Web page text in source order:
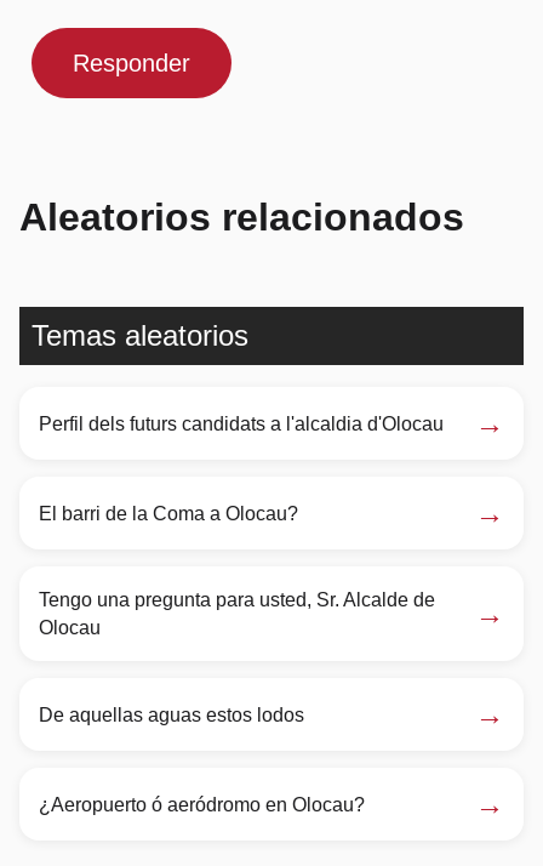
Responder
Aleatorios relacionados
Temas aleatorios
Perfil dels futurs candidats a l'alcaldia d'Olocau →
El barri de la Coma a Olocau? →
Tengo una pregunta para usted, Sr. Alcalde de
Olocau
→
De aquellas aguas estos lodos →
¿Aeropuerto ó aeródromo en Olocau? →